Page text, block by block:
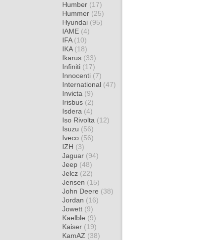
Humber (17)
Hummer (25)
Hyundai (95)
IAME (4)
IFA (10)
IKA (18)
Ikarus (33)
Infiniti (17)
Innocenti (7)
International (47)
Invicta (9)
Irisbus (2)
Isdera (4)
Iso Rivolta (12)
Isuzu (56)
Iveco (56)
IZH (3)
Jaguar (94)
Jeep (48)
Jelcz (22)
Jensen (15)
John Deere (38)
Jordan (16)
Jowett (9)
Kaelble (9)
Kaiser (19)
KamAZ (38)